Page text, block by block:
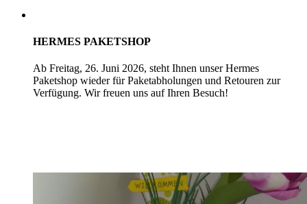
HERMES PAKETSHOP
Ab Freitag, 26. Juni 2026, steht Ihnen unser Hermes
Paketshop wieder für Paketabholungen und Retouren zur
Verfügung. Wir freuen uns auf Ihren Besuch!